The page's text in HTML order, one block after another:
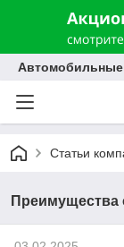
Автомобильные
Статьи
Преимущества